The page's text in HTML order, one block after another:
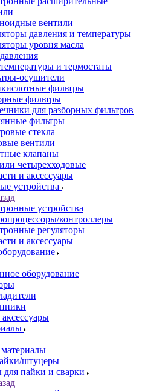
вентили
давления и температуры
уровня масла
и термостаты
осушители
фильтры
фильтры
для разборных фильтров
фильтры
стекла
вентили
клапаны
четырехходовые
и аксессуары
устройства
устройства
контроллеры
регуляторы
и аксессуары
оборудование
штуцеры
пайки и сварки